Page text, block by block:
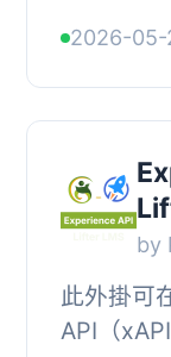
SCORM
2026-05-
by
此外掛可
API（